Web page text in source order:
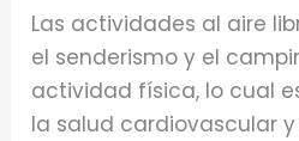
Las actividades al aire
el senderismo y el
actividad física, lo cual
la salud cardiovascular